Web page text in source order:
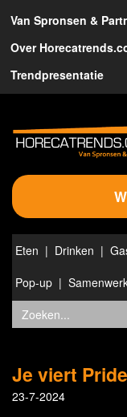
Van Spronsen &
Over
Trendpresentatie
Eten Drinken
Pop-up
Je viert
23-7-2024